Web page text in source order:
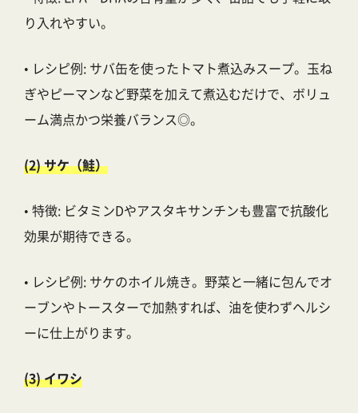
り入れやすい。
• レシピ例: サバ缶を使ったトマト煮込みスープ。玉ね
ぎやピーマンなど野菜を加えて煮込むだけで、ボリュ
ーム満点かつ栄養バランス◎。
(2) サケ（鮭）
• 特徴: ビタミンDやアスタキサンチンも豊富で抗酸化
効果が期待できる。
• レシピ例: サケのホイル焼き。野菜と一緒に包んでオ
ーブンやトースターで加熱すれば、油を使わずヘルシ
ーに仕上がります。
(3) イワシ